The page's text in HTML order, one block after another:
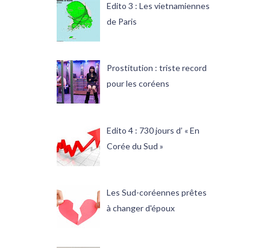
Edito 3 : Les vietnamiennes
de Paris
Prostitution : triste record
pour les coréens
Edito 4 : 730 jours d’ « En
Corée du Sud »
Les Sud-coréennes prêtes
à changer d'époux